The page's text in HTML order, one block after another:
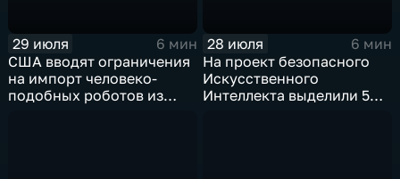
29 июля
6 мин
США вводят ограничения
на импорт человеко-
подобных роботов из
28 июля
6 мин
На проект безопасного
Искусственного
Интеллекта выделили 5